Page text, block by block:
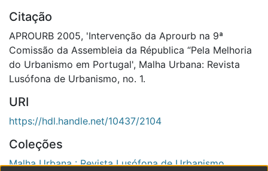
Citação
APROURB 2005, 'Intervenção da Aprourb na 9ª
Comissão da Assembleia da Républica “Pela Melhoria
do Urbanismo em Portugal', Malha Urbana: Revista
Lusófona de Urbanismo, no. 1.
URI
https://hdl.handle.net/10437/2104
Coleções
Malha Urbana : Revista Lusófona de Urbanismo